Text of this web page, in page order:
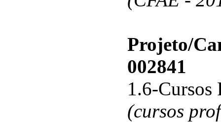
Projeto/
002841
1.6-Cursos
(cursos